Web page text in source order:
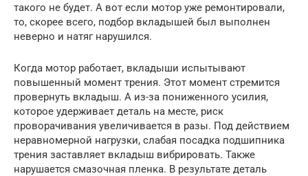
такого не будет. А вот если мотор уже ремонтировали,
то, скорее всего, подбор вкладышей был выполнен
неверно и натяг нарушился.
Когда мотор работает, вкладыши испытывают
повышенный момент трения. Этот момент стремится
провернуть вкладыш. А из-за пониженного усилия,
которое удерживает деталь на месте, риск
проворачивания увеличивается в разы. Под действием
неравномерной нагрузки, слабая посадка подшипника
трения заставляет вкладыш вибрировать. Также
нарушается смазочная пленка. В результате деталь